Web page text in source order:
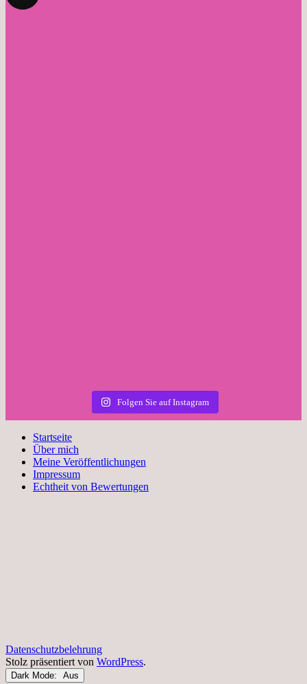
Folgen Sie auf Instagram
Startseite
Über mich
Meine Veröffentlichungen
Impressum
Echtheit von Bewertungen
Datenschutzbelehrung
Stolz präsentiert von WordPress.
Dark Mode: